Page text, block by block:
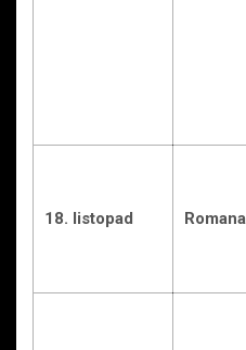
18. listopad Romana